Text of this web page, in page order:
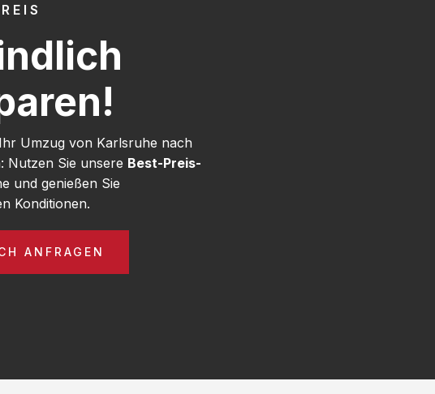
Umzug von Karlsruhe nach
Nutzen Sie unsere Best-Preis-
und genießen Sie
Konditionen.
ANFRAGEN